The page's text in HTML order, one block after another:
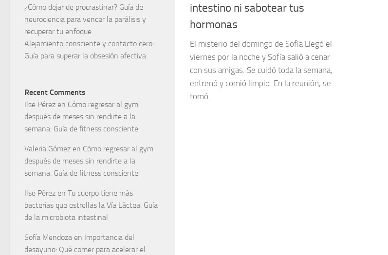
intestino ni sabotear tus
hormonas
El misterio del domingo de Sofía Llegó el
viernes por la noche y Sofía salió a cenar
con sus amigas. Se cuidó toda la semana,
entrenó y comió limpio. En la reunión, se
tomó...
¿Cómo dejar de procrastinar? Guía de
neurociencia para vencer la parálisis y
recuperar tu enfoque
Alejamiento consciente y contacto cero:
Guía para superar la obsesión afectiva
Recent Comments
Ilse Pérez en Cómo regresar al gym
después de meses sin rendirte a la
semana: Guía de fitness consciente
Valeria Gómez en Cómo regresar al gym
después de meses sin rendirte a la
semana: Guía de fitness consciente
Ilse Pérez en Tu cuerpo tiene más
bacterias que estrellas la Vía Láctea: Guía
de la microbiota intestinal
Sofía Mendoza en Importancia del
desayuno: Qué comer para acelerar el